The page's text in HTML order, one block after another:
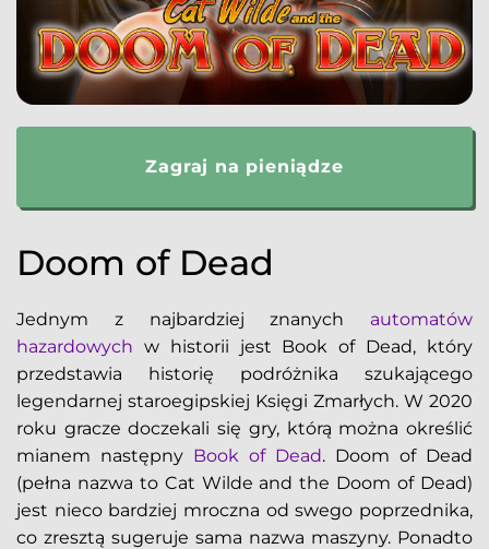
Zagraj na pieniądze
Doom of Dead
Jednym z najbardziej znanych automatów
hazardowych w historii jest Book of Dead, który
przedstawia historię podróżnika szukającego
legendarnej staroegipskiej Księgi Zmarłych. W 2020
roku gracze doczekali się gry, którą można określić
mianem następny Book of Dead. Doom of Dead
(pełna nazwa to Cat Wilde and the Doom of Dead)
jest nieco bardziej mroczna od swego poprzednika,
co zresztą sugeruje sama nazwa maszyny. Ponadto